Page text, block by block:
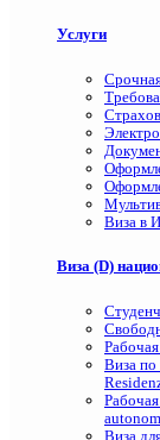
Услуги
Виза в
Виза (D)
Виза по
Виза